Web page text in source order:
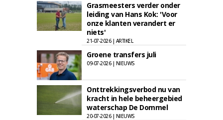
Grasmeesters verder onder
leiding van Hans Kok: 'Voor
onze klanten verandert er
niets'
21-07-2026 | ARTIKEL
Groene transfers juli
09-07-2026 | NIEUWS
Onttrekkingsverbod nu van
kracht in hele beheergebied
waterschap De Dommel
20-07-2026 | NIEUWS